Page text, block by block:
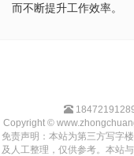
而不断提升工作效率。
Copyright ©
免责声明：本站为第三方写字
及人工整理，仅供参考。本站